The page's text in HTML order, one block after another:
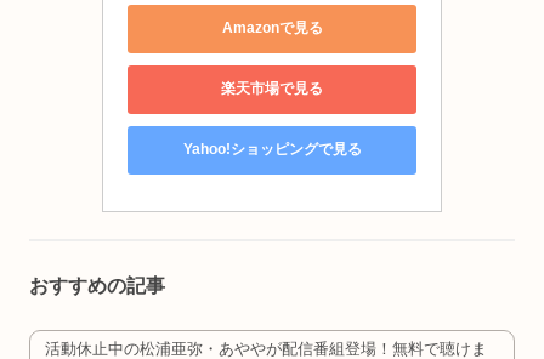
Amazonで見る
楽天市場で見る
Yahoo!ショッピングで見る
おすすめの記事
活動休止中の松浦亜弥・あややが配信番組登場！無料で聴けま